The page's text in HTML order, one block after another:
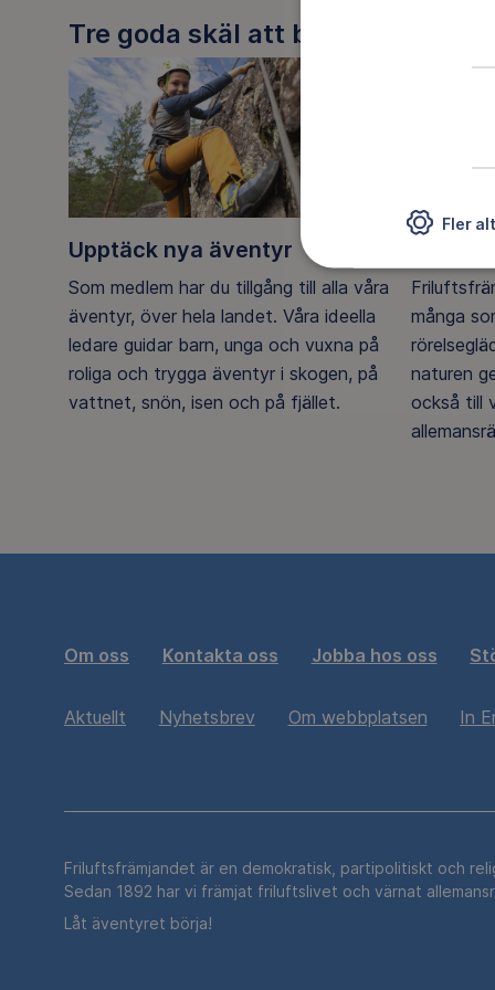
Tre goda skäl att bli medlem
Upptäck nya äventyr
Som medlem har du tillgång till alla våra
äventyr, över hela landet. Våra ideella
ledare guidar barn, unga och vuxna på
roliga och trygga äventyr i skogen, på
vattnet, snön, isen och på fjället.
Ett
många
naturen
också till
Om oss Kontakta oss Jobba hos oss
Aktuellt Nyhetsbrev Om webbplatsen In
Friluftsfrämjandet är en demokratisk, partipolitiskt och
Sedan 1892 har vi främjat friluftslivet och värnat
Låt äventyret börja!
Fler